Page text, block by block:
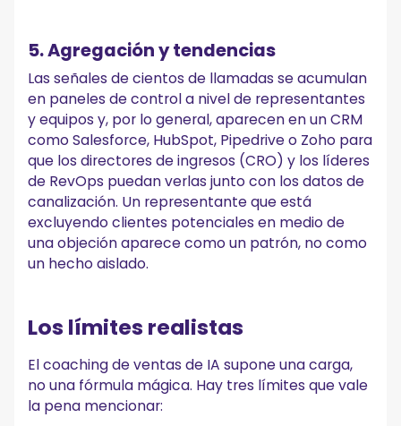
5. Agregación y tendencias
Las señales de cientos de llamadas se acumulan
en paneles de control a nivel de representantes
y equipos y, por lo general, aparecen en un CRM
como Salesforce, HubSpot, Pipedrive o Zoho para
que los directores de ingresos (CRO) y los líderes
de RevOps puedan verlas junto con los datos de
canalización. Un representante que está
excluyendo clientes potenciales en medio de
una objeción aparece como un patrón, no como
un hecho aislado.
Los límites realistas
El coaching de ventas de IA supone una carga,
no una fórmula mágica. Hay tres límites que vale
la pena mencionar: